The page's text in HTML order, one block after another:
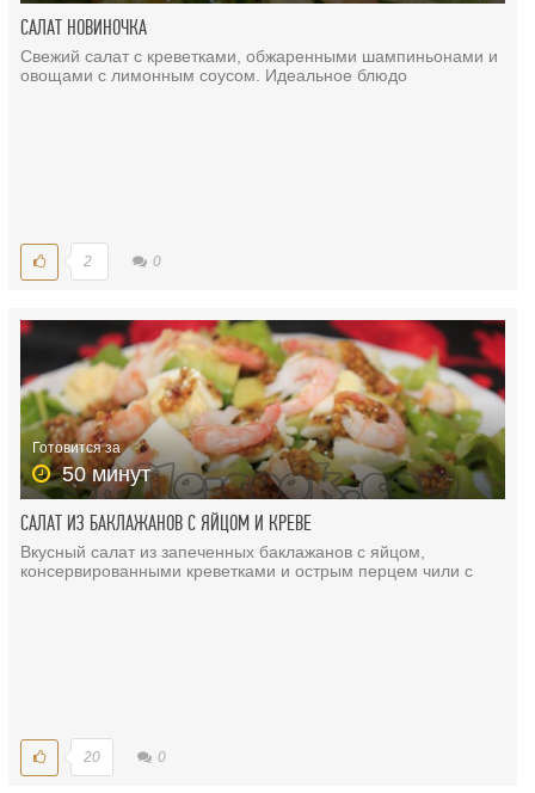
САЛАТ НОВИНОЧКА
Свежий салат с креветками, обжаренными шампиньонами и
овощами с лимонным соусом. Идеальное блюдо
2 0
Готовится за
50 минут
САЛАТ ИЗ БАКЛАЖАНОВ С ЯЙЦОМ И КРЕВЕ
Вкусный салат из запеченных баклажанов с яйцом,
консервированными креветками и острым перцем чили с
20 0